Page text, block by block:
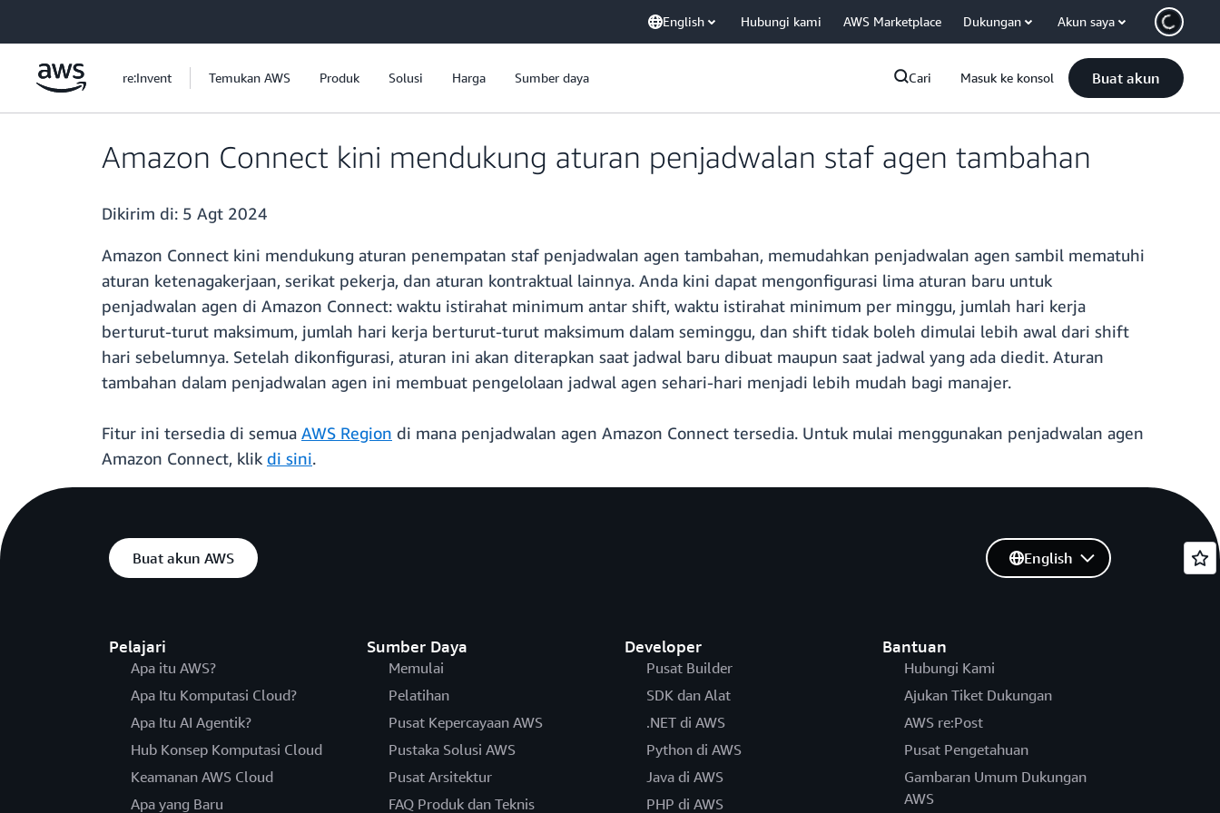
English Hubungi kami AWS Marketplace Dukungan Akun saya
re:Invent Temukan AWS Produk Solusi Harga Sumber daya Cari Masuk ke konsol Buat akun
Amazon Connect kini mendukung aturan penjadwalan staf agen tambahan
Dikirim di: 5 Agt 2024
Amazon Connect kini mendukung aturan penempatan staf penjadwalan agen tambahan, memudahkan penjadwalan agen sambil mematuhi
aturan ketenagakerjaan, serikat pekerja, dan aturan kontraktual lainnya. Anda kini dapat mengonfigurasi lima aturan baru untuk
penjadwalan agen di Amazon Connect: waktu istirahat minimum antar shift, waktu istirahat minimum per minggu, jumlah hari kerja
berturut-turut maksimum, jumlah hari kerja berturut-turut maksimum dalam seminggu, dan shift tidak boleh dimulai lebih awal dari shift
hari sebelumnya. Setelah dikonfigurasi, aturan ini akan diterapkan saat jadwal baru dibuat maupun saat jadwal yang ada diedit. Aturan
tambahan dalam penjadwalan agen ini membuat pengelolaan jadwal agen sehari-hari menjadi lebih mudah bagi manajer.
Fitur ini tersedia di semua AWS Region di mana penjadwalan agen Amazon Connect tersedia. Untuk mulai menggunakan penjadwalan agen
Amazon Connect, klik di sini.
Buat akun AWS
Pelajari
Apa itu AWS?
Apa Itu Komputasi Cloud?
Apa Itu AI Agentik?
Hub Konsep Komputasi Cloud
Keamanan AWS Cloud
Apa yang Baru
Sumber Daya
Memulai
Pelatihan
Pusat Kepercayaan AWS
Pustaka Solusi AWS
Pusat Arsitektur
FAQ Produk dan Teknis
Developer
Pusat Builder
SDK dan Alat
.NET di AWS
Python di AWS
Java di AWS
PHP di AWS
Bantuan
Hubungi Kami
Ajukan Tiket Dukungan
AWS re:Post
Pusat Pengetahuan
Gambaran Umum Dukungan
AWS
English